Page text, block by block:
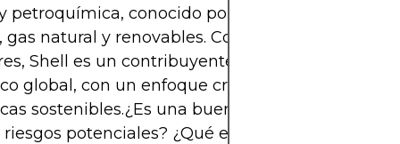
petroquímica, conocido por sus extensas
gas natural y renovables. Cotizada en la Bolsa
Shell es un contribuyente significativo al
global, con un enfoque creciente en
sostenibles.¿Es una buena inversión
riesgos potenciales? ¿Qué estrategia de